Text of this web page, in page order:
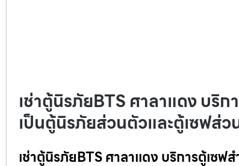
เช่าตู้นิรภัยBTS ศาลาแดง บริก
เป็นตู้นิรภัยส่วนตัวและตู้เซฟส่
เช่าตู้นิรภัยBTS ศาลาแดง บริการตู้เซฟ